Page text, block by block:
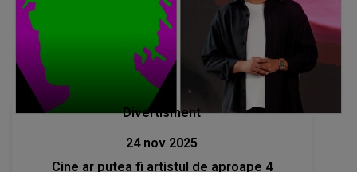
Divertisment
24 nov 2025
Cine ar putea fi artistul de aproape 4